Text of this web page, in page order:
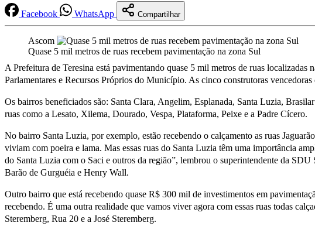
Facebook WhatsApp Compartilhar
Ascom
Quase 5 mil metros de ruas recebem pavimentação na zona Sul
A Prefeitura de Teresina está pavimentando quase 5 mil metros de ruas
Parlamentares e Recursos Próprios do Município. As cinco construtoras
Os bairros beneficiados são: Santa Clara, Angelim, Esplanada, Santa Luzia,
ruas como a Lesato, Xilema, Dourado, Vespa, Plataforma, Peixe e a Padre Cícero.
No bairro Santa Luzia, por exemplo, estão recebendo o calçamento as ruas
viviam com poeira e lama. Mas essas ruas do Santa Luzia têm uma importância
do Santa Luzia com o Saci e outros da região”, lembrou o superintendente da
Barão de Gurguéia e Henry Wall.
Outro bairro que está recebendo quase R$ 300 mil de investimentos em
recebendo. É uma outra realidade que vamos viver agora com essas ruas todas
Steremberg, Rua 20 e a José Steremberg.